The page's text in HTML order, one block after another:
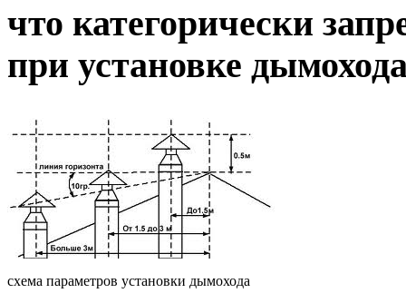
что категорически
при установке
схема параметров установки дымохода